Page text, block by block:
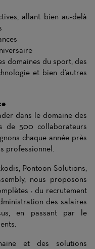
allant bien au-delà
domaines du sport, des
et bien d’autres
dans le domaine des
de 500 collaborateurs
chaque année près
professionnel.
Pontoon Solutions,
nous proposons
: du recrutement
des salaires
en passant par le
et des solutions